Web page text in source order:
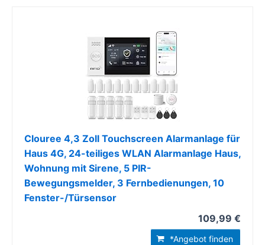
Clouree 4,3 Zoll Touchscreen Alarmanlage für
Haus 4G, 24-teiliges WLAN Alarmanlage Haus,
Wohnung mit Sirene, 5 PIR-
Bewegungsmelder, 3 Fernbedienungen, 10
Fenster-/Türsensor
109,99 €
*Angebot finden